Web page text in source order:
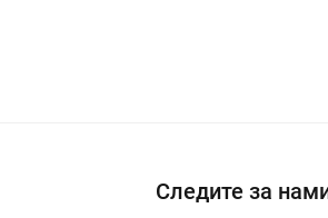
Следите за